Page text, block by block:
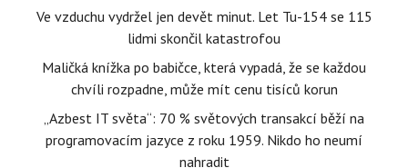
Ve vzduchu vydržel jen devět minut. Let Tu-154 se 115
lidmi skončil katastrofou
Maličká knížka po babičce, která vypadá, že se každou
chvíli rozpadne, může mít cenu tisíců korun
„Azbest IT světa“: 70 % světových transakcí běží na
programovacím jazyce z roku 1959. Nikdo ho neumí
nahradit